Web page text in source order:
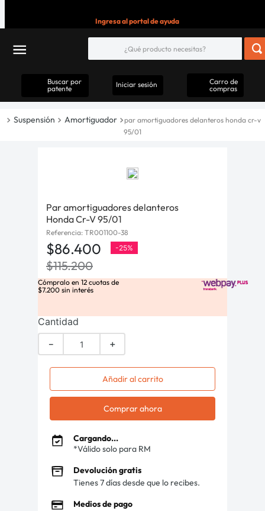
Ingresa al portal de ayuda
Buscar por
patente
Iniciar sesión
Carro de
compras
Suspensión Amortiguador
par amortiguadores delanteros honda cr-v
95/01
Par amortiguadores delanteros
Honda Cr-V 95/01
Referencia: TR001100-38
$86.400 -25%
$115.200
Cómpralo en 12 cuotas de
$7.200 sin interés
Cantidad
＋
－
Añadir al carrito
Comprar ahora
Cargando...
*Válido solo para RM
Devolución gratis
Tienes 7 días desde que lo recibes.
Medios de pago